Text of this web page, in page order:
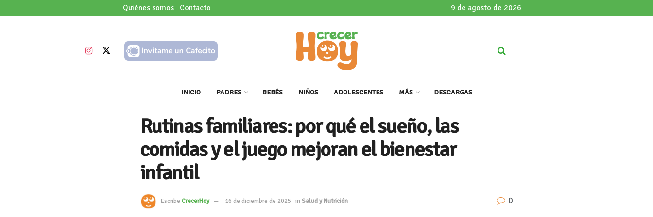
Quiénes somos Contacto 9 de agosto de 2026
INICIO PADRES BEBÉS NIÑOS ADOLESCENTES MÁS DESCARGAS
Rutinas familiares: por qué el sueño, las
comidas y el juego mejoran el bienestar
infantil
Escribe CrecerHoy 16 de diciembre de 2025 in Salud y Nutrición 0